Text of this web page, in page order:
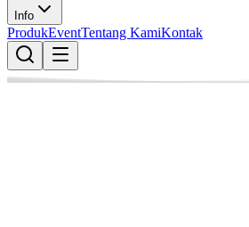
Info
ProdukEventTentang KamiKontak